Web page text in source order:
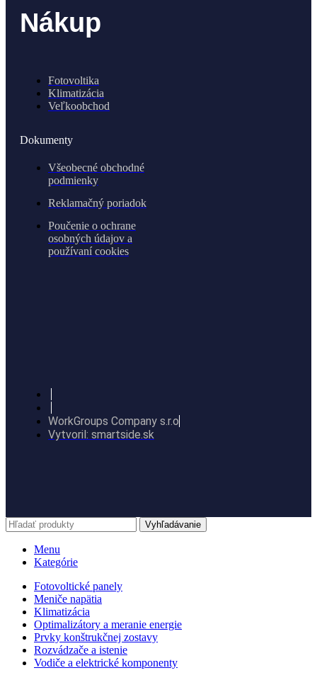
Nákup
Fotovoltika
Klimatizácia
Veľkoobchod
Dokumenty
Všeobecné obchodné
podmienky
Reklamačný poriadok
Poučenie o ochrane
osobných údajov a
používaní cookies
WorkGroups Company s.r.o
Vytvoril: smartside.sk
Vyhľadávanie
Menu
Kategórie
Fotovoltické panely
Meniče napätia
Klimatizácia
Optimalizátory a meranie energie
Prvky konštrukčnej zostavy
Rozvádzače a istenie
Vodiče a elektrické komponenty